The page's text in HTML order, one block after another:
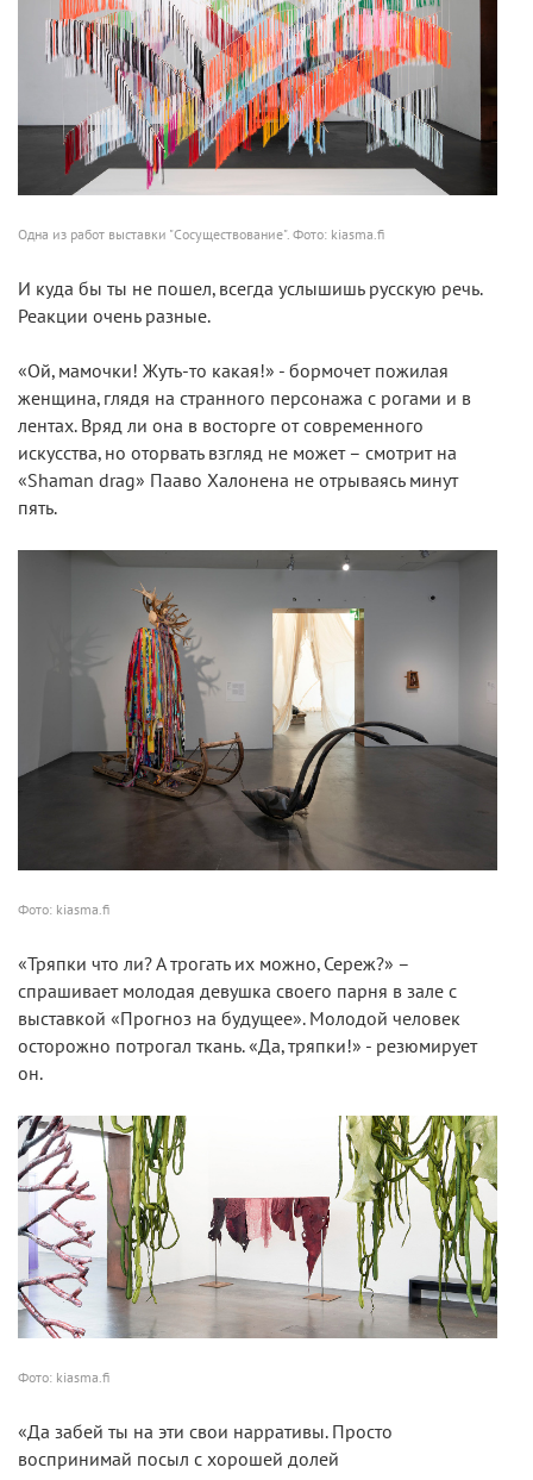
Одна из работ выставки "Сосуществование". Фото: kiasma.fi
И куда бы ты не пошел, всегда услышишь русскую речь.
Реакции очень разные.
«Ой, мамочки! Жуть-то какая!» - бормочет пожилая
женщина, глядя на странного персонажа с рогами и в
лентах. Вряд ли она в восторге от современного
искусства, но оторвать взгляд не может – смотрит на
«Shaman drag» Пааво Халонена не отрываясь минут
пять.
Фото: kiasma.fi
«Тряпки что ли? А трогать их можно, Сереж?» –
спрашивает молодая девушка своего парня в зале с
выставкой «Прогноз на будущее». Молодой человек
осторожно потрогал ткань. «Да, тряпки!» - резюмирует
он.
Фото: kiasma.fi
«Да забей ты на эти свои нарративы. Просто
воспринимай посыл с хорошей долей